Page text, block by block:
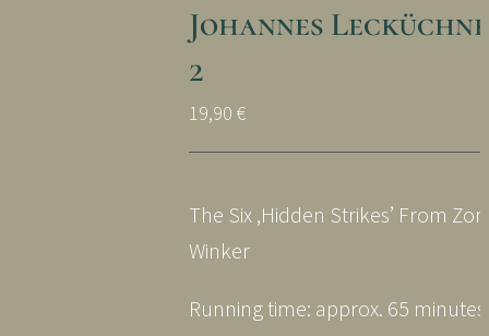
Johannes
2
19,90 €
The Six ‚Hidden Strikes’ From
Winker
Running time: approx. 65 minutes